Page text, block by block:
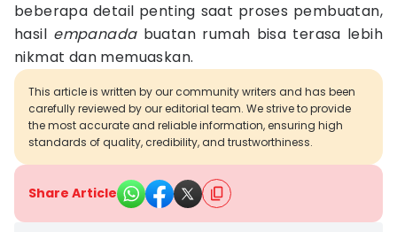
beberapa detail penting saat proses pembuatan,
hasil empanada buatan rumah bisa terasa lebih
nikmat dan memuaskan.
This article is written by our community writers and has been
carefully reviewed by our editorial team. We strive to provide
the most accurate and reliable information, ensuring high
standards of quality, credibility, and trustworthiness.
Share Article